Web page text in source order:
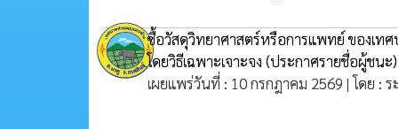
ซื้อวัสดุวิทยาศาสตร์หรือการแพทย์ ของเท
โดยวิธีเฉพาะเจาะจง (ประกาศรายชื่อผู้ชนะ)
เผยแพร่วันที่ : 10 กรกฎาคม 2569 | โดย :